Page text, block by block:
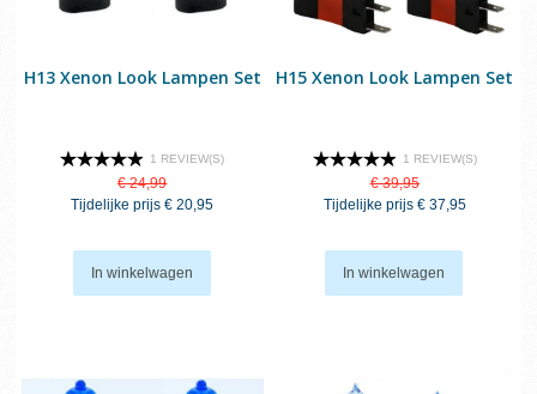
H13 Xenon Look Lampen Set
1 REVIEW(S)
€ 24,99
Tijdelijke prijs € 20,95
In winkelwagen
H15 Xenon Look Lampen Set
1 REVIEW(S)
€ 39,95
Tijdelijke prijs € 37,95
In winkelwagen